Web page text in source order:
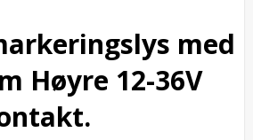
med
Høyre 12-36V